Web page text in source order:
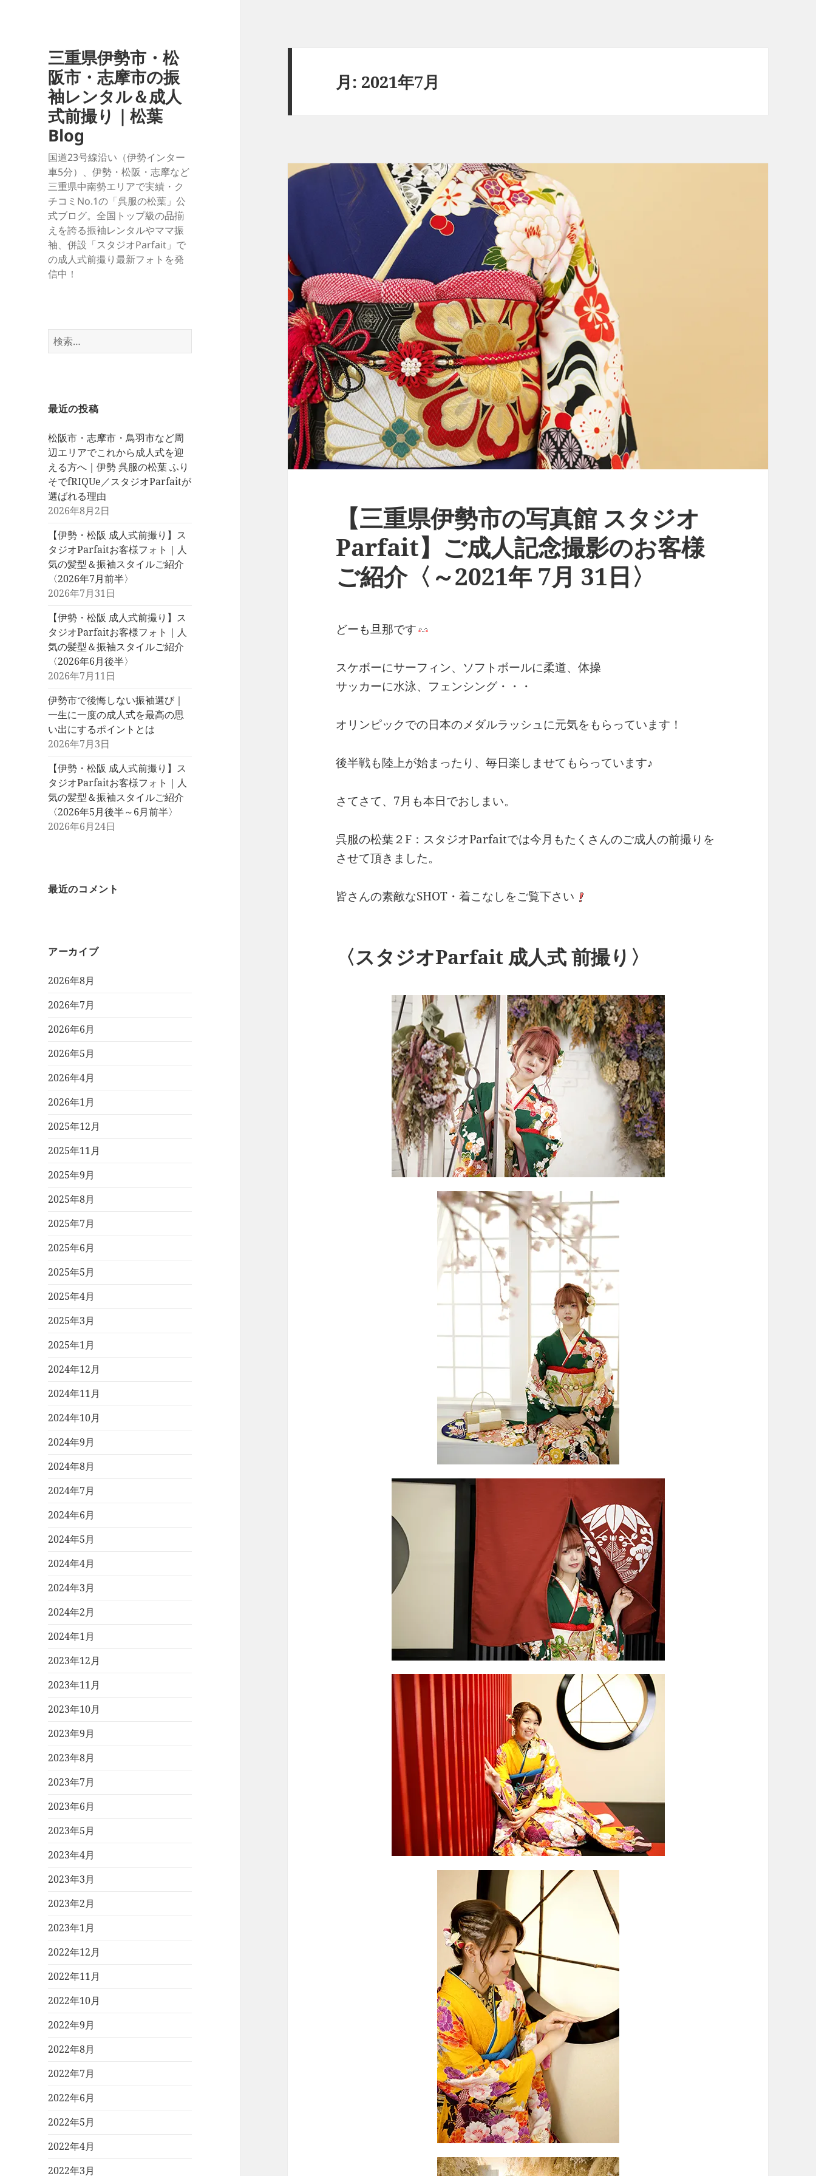
三重県伊勢市・松
阪市・志摩市の振
袖レンタル＆成人
式前撮り｜松葉
Blog
国道23号線沿い（伊勢インター
車5分）、伊勢・松阪・志摩など
三重県中南勢エリアで実績・ク
チコミNo.1の「呉服の松葉」公
式ブログ。全国トップ級の品揃
えを誇る振袖レンタルやママ振
袖、併設「スタジオParfait」で
の成人式前撮り最新フォトを発
信中！
検
索:
最近の投稿
松阪市・志摩市・鳥羽市など周
辺エリアでこれから成人式を迎
える方へ｜伊勢 呉服の松葉 ふり
そでfRIQUe／スタジオParfaitが
選ばれる理由
2026年8月2日
【伊勢・松阪 成人式前撮り】ス
タジオParfaitお客様フォト｜人
気の髪型＆振袖スタイルご紹介
〈2026年7月前半〉
2026年7月31日
【伊勢・松阪 成人式前撮り】ス
タジオParfaitお客様フォト｜人
気の髪型＆振袖スタイルご紹介
〈2026年6月後半〉
2026年7月11日
伊勢市で後悔しない振袖選び｜
一生に一度の成人式を最高の思
い出にするポイントとは
2026年7月3日
【伊勢・松阪 成人式前撮り】ス
タジオParfaitお客様フォト｜人
気の髪型＆振袖スタイルご紹介
〈2026年5月後半～6月前半〉
2026年6月24日
最近のコメント
アーカイブ
2026年8月
2026年7月
2026年6月
2026年5月
2026年4月
2026年1月
2025年12月
2025年11月
2025年9月
2025年8月
2025年7月
2025年6月
2025年5月
2025年4月
2025年3月
2025年1月
2024年12月
2024年11月
2024年10月
2024年9月
2024年8月
2024年7月
2024年6月
2024年5月
2024年4月
2024年3月
2024年2月
2024年1月
2023年12月
2023年11月
2023年10月
2023年9月
2023年8月
2023年7月
2023年6月
2023年5月
2023年4月
2023年3月
2023年2月
2023年1月
2022年12月
2022年11月
2022年10月
2022年9月
2022年8月
2022年7月
2022年6月
2022年5月
2022年4月
2022年3月
月: 2021年7月
【三重県伊勢市の写真館 スタジオ
Parfait】ご成人記念撮影のお客様
ご紹介〈～2021年 7月 31日〉
どーも旦那です
スケボーにサーフィン、ソフトボールに柔道、体操
サッカーに水泳、フェンシング・・・
オリンピックでの日本のメダルラッシュに元気をもらっています！
後半戦も陸上が始まったり、毎日楽しませてもらっています♪
さてさて、7月も本日でおしまい。
呉服の松葉２F：スタジオParfaitでは今月もたくさんのご成人の前撮りを
させて頂きました。
皆さんの素敵なSHOT・着こなしをご覧下さい
〈スタジオParfait 成人式 前撮り〉